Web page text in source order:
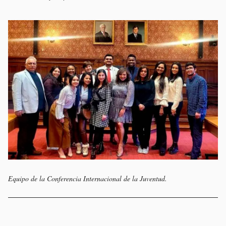
Equipo de la Conferencia Internacional de la Juventud.